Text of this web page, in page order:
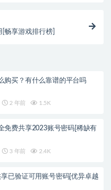
畅享游戏排行榜]
购买？有什么靠谱的平台吗
2 年前 1.5K
免费共享2023账号密码[稀缺有
3 年前 2.4K
已验证可用账号密码[优异卓越